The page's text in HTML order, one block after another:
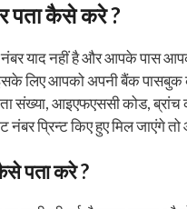
पता कैसे करे ?
याद नहीं है और आपके पास
लिए आपको अपनी बैंक
संख्या, आइएफएससी कोड,
प्रिन्ट किए हुए मिल जाएंगे
पता करे ?